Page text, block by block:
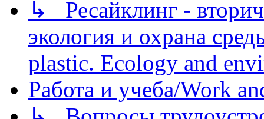
↳ Ресайклинг -
экология и охрана
plastic. Ecology and
Работа и учеба/Work